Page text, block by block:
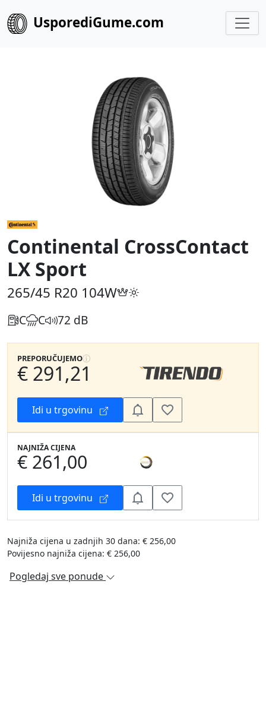
UsporediGume.com
Continental CrossContact
LX Sport
265/45 R20 104W
C C 72 dB
PREPORUČUJEMO
€ 291,21
Idi u trgovinu
NAJNIŽA CIJENA
€ 261,00
Idi u trgovinu
Najniža cijena u zadnjih 30 dana: € 256,00
Povijesno najniža cijena: € 256,00
Pogledaj sve ponude